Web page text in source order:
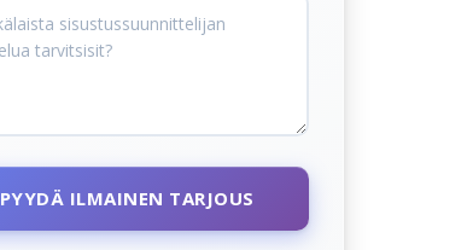
PYYDÄ ILMAINEN TARJOUS